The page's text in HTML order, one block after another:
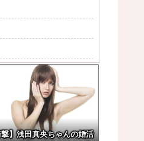
w w ...
】浅田真央ちゃんの婚活